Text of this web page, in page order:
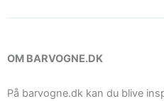
OM BARVOGNE.DK
På barvogne.dk kan du blive